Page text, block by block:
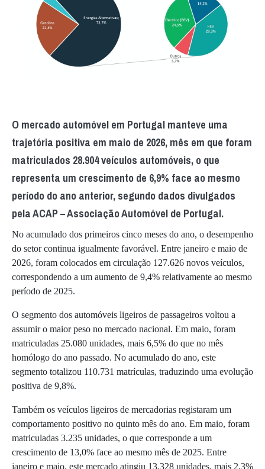
O mercado automóvel em Portugal manteve uma
trajetória positiva em maio de 2026, mês em que foram
matriculados 28.904 veículos automóveis, o que
representa um crescimento de 6,9% face ao mesmo
período do ano anterior, segundo dados divulgados
pela ACAP – Associação Automóvel de Portugal.
No acumulado dos primeiros cinco meses do ano, o desempenho
do setor continua igualmente favorável. Entre janeiro e maio de
2026, foram colocados em circulação 127.626 novos veículos,
correspondendo a um aumento de 9,4% relativamente ao mesmo
período de 2025.
O segmento dos automóveis ligeiros de passageiros voltou a
assumir o maior peso no mercado nacional. Em maio, foram
matriculadas 25.080 unidades, mais 6,5% do que no mês
homólogo do ano passado. No acumulado do ano, este
segmento totalizou 110.731 matrículas, traduzindo uma evolução
positiva de 9,8%.
Também os veículos ligeiros de mercadorias registaram um
comportamento positivo no quinto mês do ano. Em maio, foram
matriculadas 3.235 unidades, o que corresponde a um
crescimento de 13,0% face ao mesmo mês de 2025. Entre
janeiro e maio, este mercado atingiu 13.328 unidades, mais 2,3%